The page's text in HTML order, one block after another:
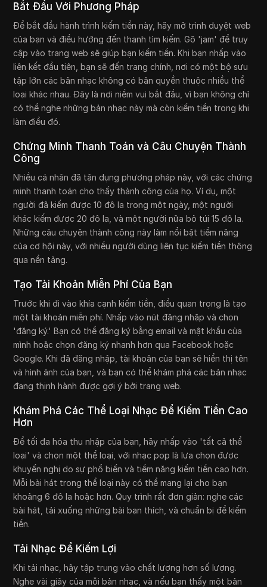
Bắt Đầu Với Phương Pháp
Để bắt đầu hành trình kiếm tiền này, hãy mở trình duyệt web
của bạn và điều hướng đến thanh tìm kiếm. Gõ 'jam' để truy
cập vào trang web sẽ giúp bạn kiếm tiền. Khi bạn nhấp vào
liên kết đầu tiên, bạn sẽ đến trang chính, nơi có một bộ sưu
tập lớn các bản nhạc không có bản quyền thuộc nhiều thể
loại khác nhau. Đây là nơi niềm vui bắt đầu, vì bạn không chỉ
có thể nghe những bản nhạc này mà còn kiếm tiền trong khi
làm điều đó.
Chứng Minh Thanh Toán và Câu Chuyện Thành
Công
Nhiều cá nhân đã tận dụng phương pháp này, với các chứng
minh thanh toán cho thấy thành công của họ. Ví dụ, một
người đã kiếm được 10 đô la trong một ngày, một người
khác kiếm được 20 đô la, và một người nữa bỏ túi 15 đô la.
Những câu chuyện thành công này làm nổi bật tiềm năng
của cơ hội này, với nhiều người dùng liên tục kiếm tiền thông
qua nền tảng.
Tạo Tài Khoản Miễn Phí Của Bạn
Trước khi đi vào khía cạnh kiếm tiền, điều quan trọng là tạo
một tài khoản miễn phí. Nhấp vào nút đăng nhập và chọn
'đăng ký.' Bạn có thể đăng ký bằng email và mật khẩu của
mình hoặc chọn đăng ký nhanh hơn qua Facebook hoặc
Google. Khi đã đăng nhập, tài khoản của bạn sẽ hiển thị tên
và hình ảnh của bạn, và bạn có thể khám phá các bản nhạc
đang thịnh hành được gợi ý bởi trang web.
Khám Phá Các Thể Loại Nhạc Để Kiếm Tiền Cao
Hơn
Để tối đa hóa thu nhập của bạn, hãy nhấp vào 'tất cả thể
loại' và chọn một thể loại, với nhạc pop là lựa chọn được
khuyến nghị do sự phổ biến và tiềm năng kiếm tiền cao hơn.
Mỗi bài hát trong thể loại này có thể mang lại cho bạn
khoảng 6 đô la hoặc hơn. Quy trình rất đơn giản: nghe các
bài hát, tải xuống những bài bạn thích, và chuẩn bị để kiếm
tiền.
Tải Nhạc Để Kiếm Lợi
Khi tải nhạc, hãy tập trung vào chất lượng hơn số lượng.
Nghe vài giây của mỗi bản nhạc, và nếu bạn thấy một bản